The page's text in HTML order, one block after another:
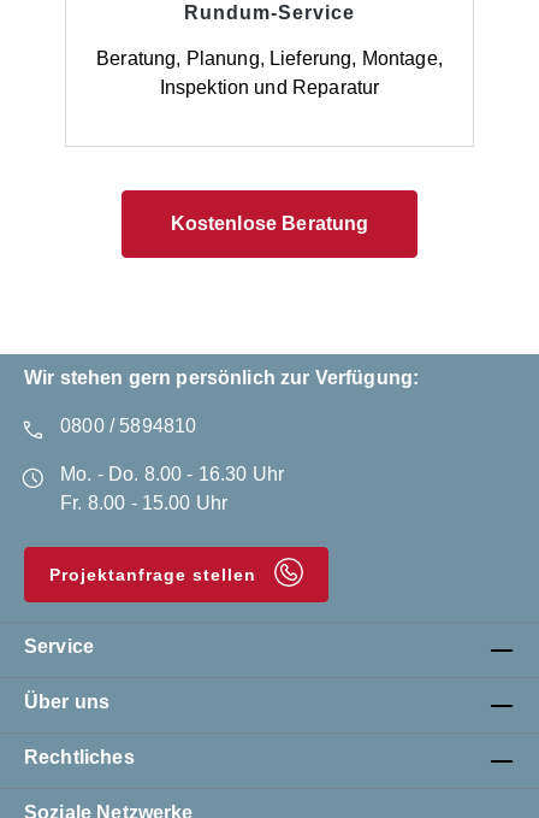
Rundum-Service
Beratung, Planung, Lieferung, Montage,
Inspektion und Reparatur
Kostenlose Beratung
Wir stehen gern persönlich zur Verfügung:
0800 / 5894810
Mo. - Do. 8.00 - 16.30 Uhr
Fr. 8.00 - 15.00 Uhr
Projektanfrage stellen
Service
Über uns
Rechtliches
Soziale Netzwerke